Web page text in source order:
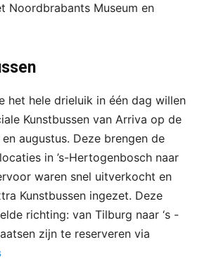
Noordbrabants Museum en
het hele drieluik in één dag willen
Kunstbussen van Arriva op de
augustus. Deze brengen de
in ’s-Hertogenbosch naar
waren snel uitverkocht en
Kunstbussen ingezet. Deze
richting: van Tilburg naar ‘s -
zijn te reserveren via